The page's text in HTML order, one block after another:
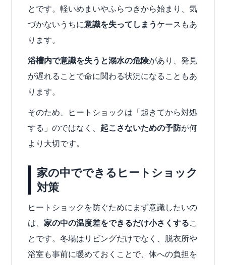
とです。軽いめまいやふらつきから始まり、気
づかないうちに意識を失ってしまうケースもあ
ります。
浴槽内で意識を失うと溺水の危険があり、発見
が遅れることで命に関わる状況になることもあ
ります。
そのため、ヒートショックは「起きてから対処
する」のではなく、 起こさないための予防が何
より大切です。
家の中でできるヒートショック
対策
ヒートショックを防ぐためにまず意識したいの
は、家の中の温度差をできるだけ小さくするこ
とです。冬場はリビングだけでなく、脱衣所や
浴室も事前に暖めておくことで、体への負担を